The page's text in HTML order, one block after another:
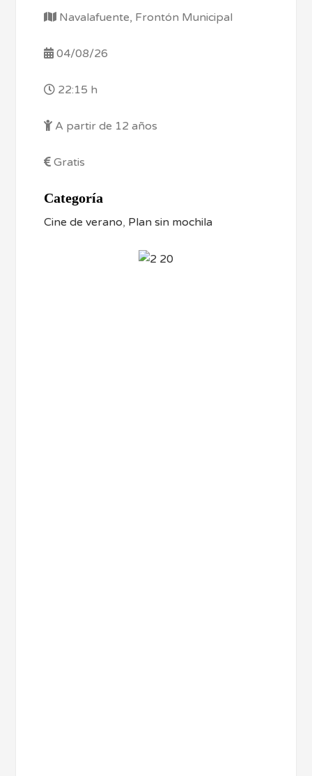
Navalafuente, Frontón Municipal
04/08/26
22:15 h
A partir de 12 años
Gratis
Categoría
Cine de verano, Plan sin mochila